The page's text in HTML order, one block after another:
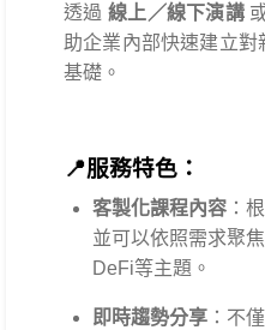
透過 線上／線下演講
助企業內部快速建立
基礎。
📍服務特色：
客製化課程內容 ：
並可以依照需求聚
DeFi等主題。
即時趨勢分享 ：不